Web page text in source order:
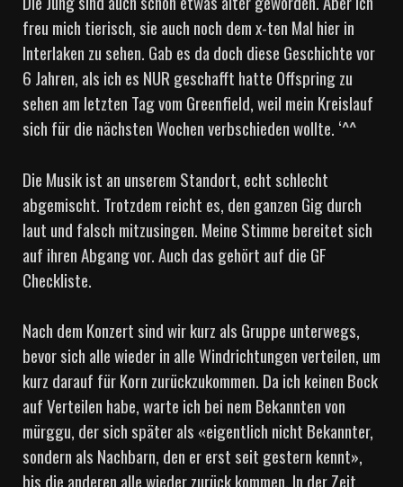
freu mich tierisch, sie auch noch dem x-ten Mal hier in
Interlaken zu sehen. Gab es da doch diese Geschichte vor
6 Jahren, als ich es NUR geschafft hatte Offspring zu
sehen am letzten Tag vom Greenfield, weil mein Kreislauf
sich für die nächsten Wochen verbschieden wollte. ‘^^
Die Musik ist an unserem Standort, echt schlecht
abgemischt. Trotzdem reicht es, den ganzen Gig durch
laut und falsch mitzusingen. Meine Stimme bereitet sich
auf ihren Abgang vor. Auch das gehört auf die GF
Checkliste.
Nach dem Konzert sind wir kurz als Gruppe unterwegs,
bevor sich alle wieder in alle Windrichtungen verteilen, um
kurz darauf für Korn zurückzukommen. Da ich keinen Bock
auf Verteilen habe, warte ich bei nem Bekannten von
mürggu, der sich später als «eigentlich nicht Bekannter,
sondern als Nachbarn, den er erst seit gestern kennt»,
bis die anderen alle wieder zurück kommen. In der Zeit